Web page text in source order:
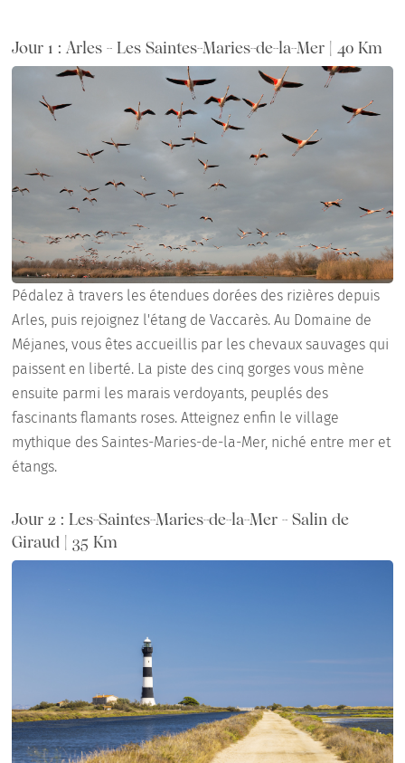
Jour 1 : Arles - Les Saintes-Maries-de-la-Mer | 40 Km
Pédalez à travers les étendues dorées des rizières depuis
Arles, puis rejoignez l'étang de Vaccarès. Au Domaine de
Méjanes, vous êtes accueillis par les chevaux sauvages qui
paissent en liberté. La piste des cinq gorges vous mène
ensuite parmi les marais verdoyants, peuplés des
fascinants flamants roses. Atteignez enfin le village
mythique des Saintes-Maries-de-la-Mer, niché entre mer et
étangs.
Jour 2 : Les-Saintes-Maries-de-la-Mer - Salin de
Giraud | 35 Km